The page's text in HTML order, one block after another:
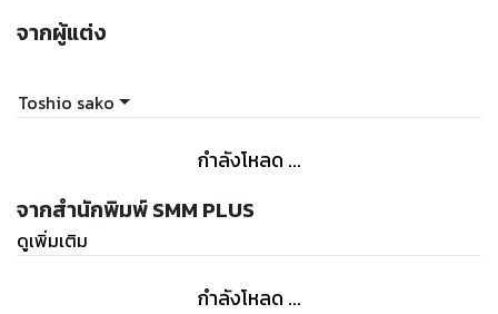
จากผู้แต่ง
Toshio sako
กำลังโหลด ...
จากสำนักพิมพ์ SMM PLUS
ดูเพิ่มเติม
กำลังโหลด ...